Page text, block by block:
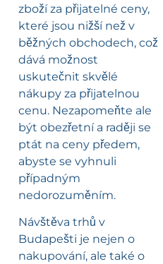
zboží za přijatelné ceny,
které jsou nižší než v
běžných obchodech, což
dává možnost
uskutečnit skvělé
nákupy za přijatelnou
cenu. Nezapomeňte ale
být obezřetní a raději se
ptát na ceny předem,
abyste se vyhnuli
případným
nedorozuměním.
Návštěva trhů v
Budapešti je nejen o
nakupování, ale také o